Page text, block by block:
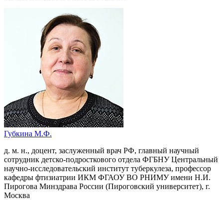
Губкина М.Ф.
д. м. н., доцент, заслуженный врач РФ, главный научный
сотрудник детско-подросткового отдела ФГБНУ Центральный
научно-исследовательский институт туберкулеза, профессор
кафедры фтизиатрии ИКМ ФГАОУ ВО РНИМУ имени Н.И.
Пирогова Минздрава России (Пироговский университет), г.
Москва